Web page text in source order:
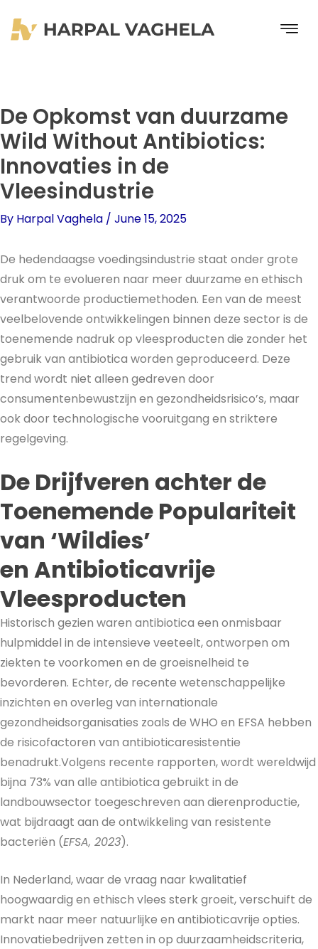
De Opkomst van duurzame
Wild Without Antibiotics:
Innovaties in de
Vleesindustrie
By Harpal Vaghela / June 15, 2025
De hedendaagse voedingsindustrie staat onder grote
druk om te evolueren naar meer duurzame en ethisch
verantwoorde productiemethoden. Een van de meest
veelbelovende ontwikkelingen binnen deze sector is de
toenemende nadruk op vleesproducten die zonder het
gebruik van antibiotica worden geproduceerd. Deze
trend wordt niet alleen gedreven door
consumentenbewustzijn en gezondheidsrisico’s, maar
ook door technologische vooruitgang en striktere
regelgeving.
De Drijfveren achter de
Toenemende Populariteit
van ‘Wildies’
en Antibioticavrije
Vleesproducten
Historisch gezien waren antibiotica een onmisbaar
hulpmiddel in de intensieve veeteelt, ontworpen om
ziekten te voorkomen en de groeisnelheid te
bevorderen. Echter, de recente wetenschappelijke
inzichten en overleg van internationale
gezondheidsorganisaties zoals de WHO en EFSA hebben
de risicofactoren van antibioticaresistentie
benadrukt.Volgens recente rapporten, wordt wereldwijd
bijna 73% van alle antibiotica gebruikt in de
landbouwsector toegeschreven aan dierenproductie,
wat bijdraagt aan de ontwikkeling van resistente
bacteriën (EFSA, 2023).
In Nederland, waar de vraag naar kwalitatief
hoogwaardig en ethisch vlees sterk groeit, verschuift de
markt naar meer natuurlijke en antibioticavrije opties.
Innovatiebedrijven zetten in op duurzaamheidscriteria,